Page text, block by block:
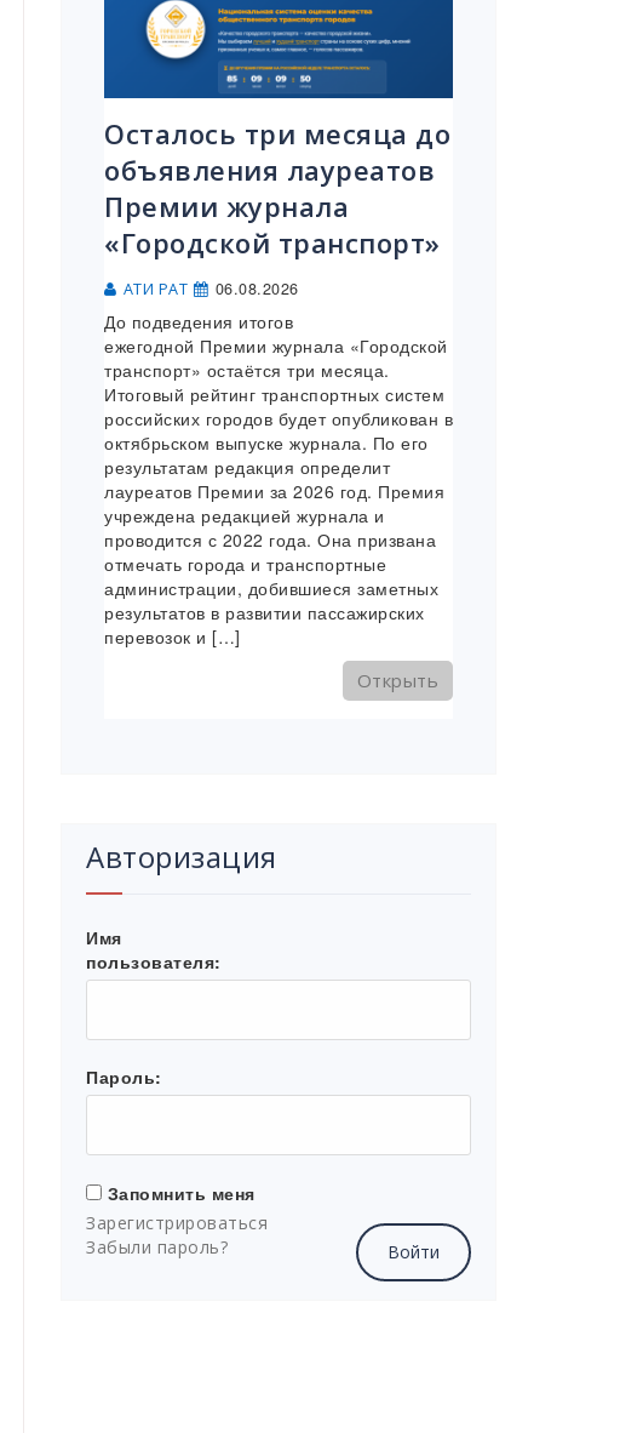
Осталось три месяца до
объявления лауреатов
Премии журнала
«Городской транспорт»
АТИ РАТ 06.08.2026
До подведения итогов
ежегодной Премии журнала «Городской
транспорт» остаётся три месяца.
Итоговый рейтинг транспортных систем
российских городов будет опубликован в
октябрьском выпуске журнала. По его
результатам редакция определит
лауреатов Премии за 2026 год. Премия
учреждена редакцией журнала и
проводится с 2022 года. Она призвана
отмечать города и транспортные
администрации, добившиеся заметных
результатов в развитии пассажирских
перевозок и […]
Открыть
Авторизация
Имя
пользователя:
Пароль:
Запомнить меня
Войти
Зарегистрироваться
Забыли пароль?